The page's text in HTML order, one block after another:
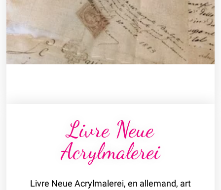
Livre Neue
Acrylmalerei
Livre Neue Acrylmalerei, en allemand, art